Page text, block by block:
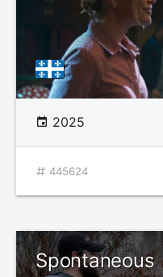
2025
445624
Spontaneous